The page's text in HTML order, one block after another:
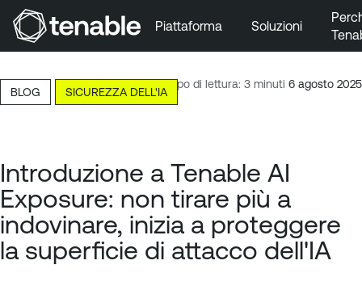
Vai a Contenuto principale
Vai a Piè di pagina
Piattaforma Soluzioni
Tempo di lettura: 3 minuti 6 agosto 2025
BLOG SICUREZZA DELL'IA
Introduzione a Tenable AI
Exposure: non tirare più a
indovinare, inizia a proteggere
la superficie di attacco dell'IA